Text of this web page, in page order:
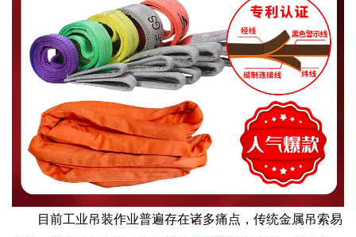
目前工业吊装作业普遍存在诸多痛点，传统金属吊索易